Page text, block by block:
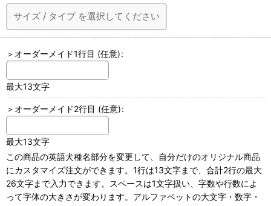
サイズ / タイプ を選択してください
＞オーダーメイド1行目 (任意):
最大13文字
＞オーダーメイド2行目 (任意):
最大13文字
この商品の英語犬種名部分を変更して、自分だけのオリジナル商品
にカスタマイズ注文ができます。1行は13文字まで、合計2行の最大
26文字まで入力できます。スペースは1文字扱い、字数や行数によ
って字体の大きさが変わります。アルファベットの大文字・数字・